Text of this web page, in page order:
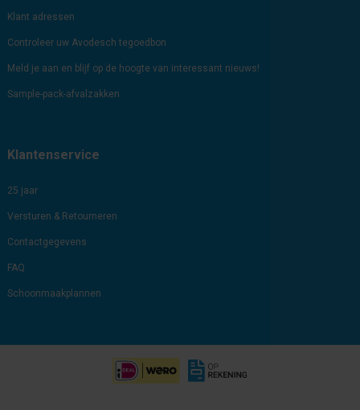
Klant adressen
Controleer uw Avodesch tegoedbon
Meld je aan en blijf op de hoogte van interessant nieuws!
Sample-pack-afvalzakken
Klantenservice
25 jaar
Versturen & Retourneren
Contactgegevens
FAQ
Schoonmaakplannen